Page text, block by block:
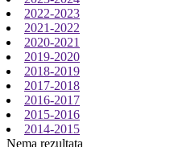
2022-2023
2021-2022
2020-2021
2019-2020
2018-2019
2017-2018
2016-2017
2015-2016
2014-2015
Nema rezultata